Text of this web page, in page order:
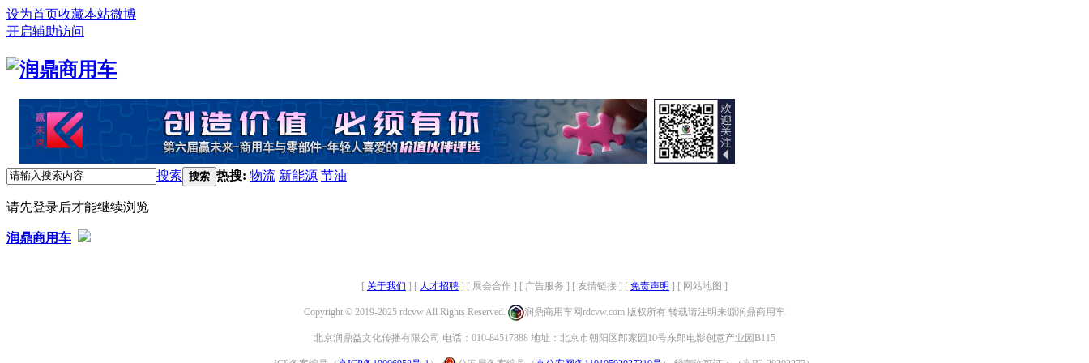
设为首页收藏本站微博
开启辅助访问
搜索 搜索 热搜: 物流 新能源 节油
请先登录后才能继续浏览
润鼎商用车
[ 关于我们 ] [ 人才招聘 ] [ 展会合作 ] [ 广告服务 ] [ 友情链接 ] [ 免责声明 ] [ 网站地图 ]
Copyright © 2019-2025 rdcvw All Rights Reserved. 润鼎商用车网rdcvw.com 版权所有 转载请注明来源润鼎商用车
北京润鼎益文化传播有限公司 电话：010-84517888 地址：北京市朝阳区郎家园10号东郎电影创意产业园B115